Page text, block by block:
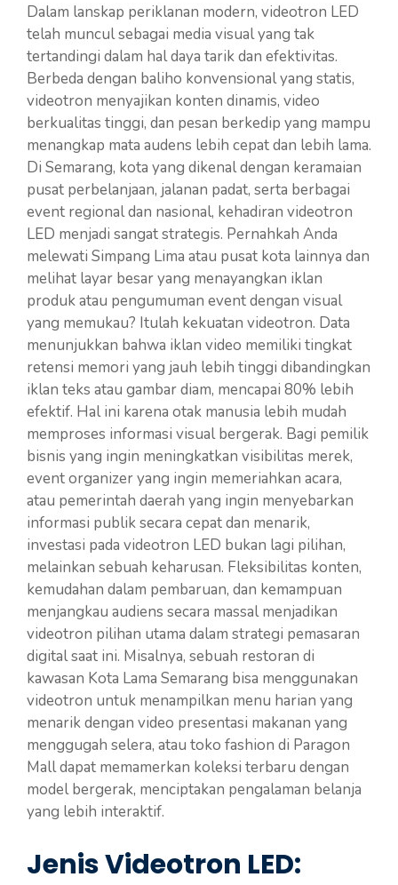
Dalam lanskap periklanan modern, videotron LED
telah muncul sebagai media visual yang tak
tertandingi dalam hal daya tarik dan efektivitas.
Berbeda dengan baliho konvensional yang statis,
videotron menyajikan konten dinamis, video
berkualitas tinggi, dan pesan berkedip yang mampu
menangkap mata audens lebih cepat dan lebih lama.
Di Semarang, kota yang dikenal dengan keramaian
pusat perbelanjaan, jalanan padat, serta berbagai
event regional dan nasional, kehadiran videotron
LED menjadi sangat strategis. Pernahkah Anda
melewati Simpang Lima atau pusat kota lainnya dan
melihat layar besar yang menayangkan iklan
produk atau pengumuman event dengan visual
yang memukau? Itulah kekuatan videotron. Data
menunjukkan bahwa iklan video memiliki tingkat
retensi memori yang jauh lebih tinggi dibandingkan
iklan teks atau gambar diam, mencapai 80% lebih
efektif. Hal ini karena otak manusia lebih mudah
memproses informasi visual bergerak. Bagi pemilik
bisnis yang ingin meningkatkan visibilitas merek,
event organizer yang ingin memeriahkan acara,
atau pemerintah daerah yang ingin menyebarkan
informasi publik secara cepat dan menarik,
investasi pada videotron LED bukan lagi pilihan,
melainkan sebuah keharusan. Fleksibilitas konten,
kemudahan dalam pembaruan, dan kemampuan
menjangkau audiens secara massal menjadikan
videotron pilihan utama dalam strategi pemasaran
digital saat ini. Misalnya, sebuah restoran di
kawasan Kota Lama Semarang bisa menggunakan
videotron untuk menampilkan menu harian yang
menarik dengan video presentasi makanan yang
menggugah selera, atau toko fashion di Paragon
Mall dapat memamerkan koleksi terbaru dengan
model bergerak, menciptakan pengalaman belanja
yang lebih interaktif.
Jenis Videotron LED: